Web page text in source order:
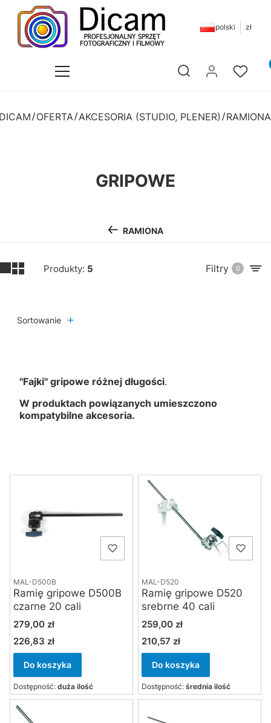
polski zł
Otwórz wyszukiwarkę
OFERTA AKCESORIA (STUDIO, PLENER) RAMIONA
GRIPOWE
RAMIONA
Produkty: 5 Filtry 0
Sortowanie
''Fajki'' gripowe różnej długości.
W produktach powiązanych umieszczono
kompatybilne akcesoria.
MAL-D500B
Ramię gripowe D500B
czarne 20 cali
Cena
279,00 zł
Cena
226,83 zł
Do koszyka
Dostępność: duża ilość
MAL-D520
Ramię gripowe D520
srebrne 40 cali
Cena
259,00 zł
Cena
210,57 zł
Do koszyka
Dostępność: średnia ilość